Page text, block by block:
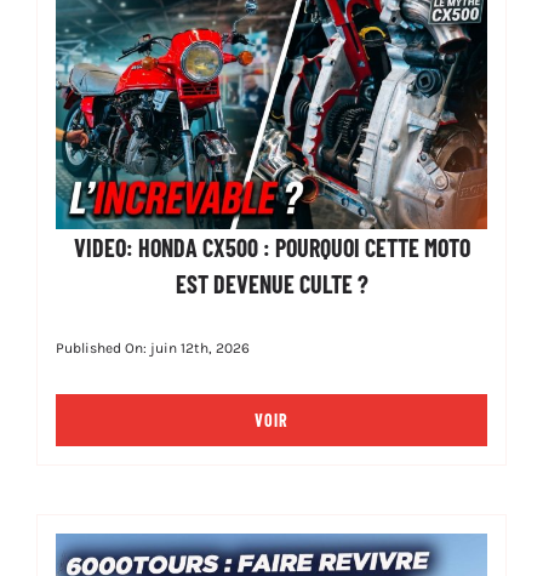
VIDEO: HONDA CX500 : POURQUOI CETTE MOTO
EST DEVENUE CULTE ?
Published On: juin 12th, 2026
VOIR